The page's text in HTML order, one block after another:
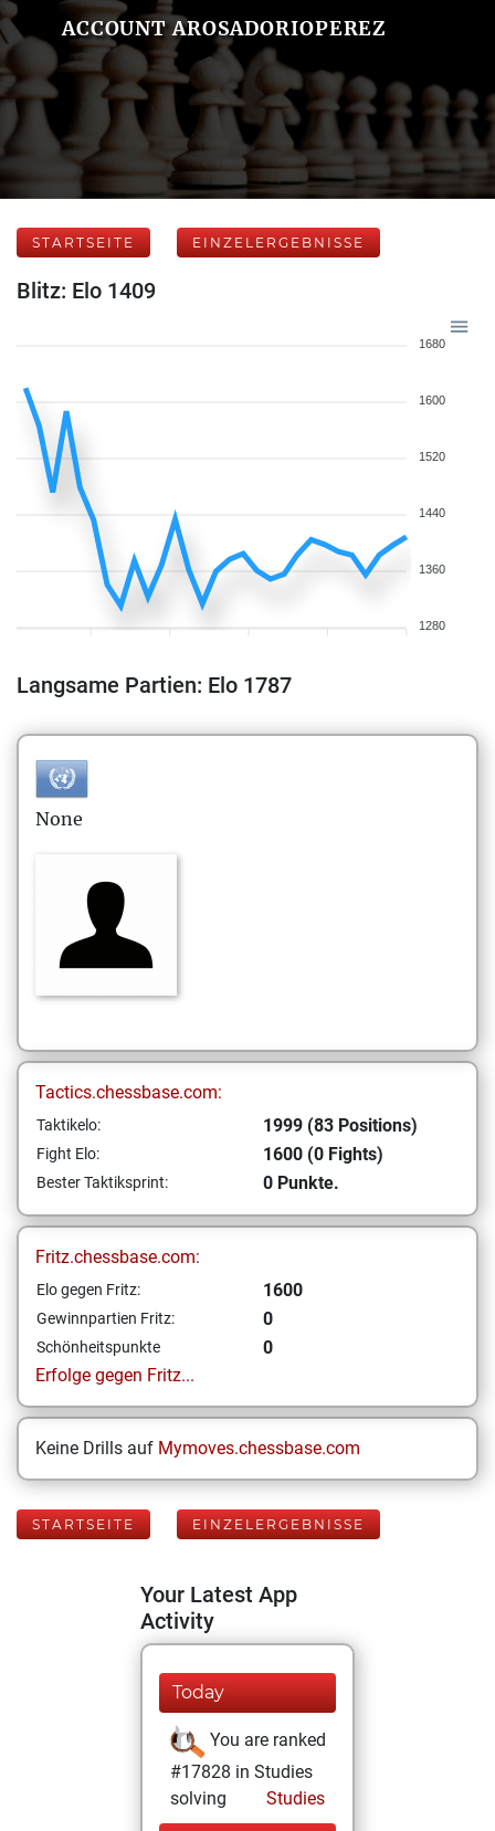
ACCOUNT AROSADORIOPEREZ
STARTSEITE EINZELERGEBNISSE
Blitz: Elo 1409
1680
1600
1520
1440
1360
1280
Langsame Partien: Elo 1787
None
Tactics.chessbase.com:
Taktikelo: 1999 (83 Positions)
Fight Elo: 1600 (0 Fights)
Bester Taktiksprint: 0 Punkte.
Fritz.chessbase.com:
Elo gegen Fritz: 1600
Gewinnpartien Fritz: 0
Schönheitspunkte
0
Erfolge gegen Fritz...
Keine Drills auf Mymoves.chessbase.com
STARTSEITE EINZELERGEBNISSE
Your Latest App
Activity
Today
You are ranked
#17828 in Studies
solving
Studies